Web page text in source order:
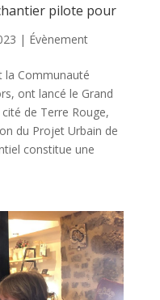
pilote pour
| Évènement
la Communauté
ont lancé le Grand
de Terre Rouge,
du Projet Urbain de
constitue une